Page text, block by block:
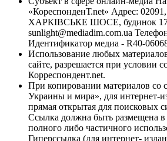
«КореспонденТ.net» Адрес: 02091,
ХАРКІВСЬКЕ ШОСЕ, будинок
sunlight@mediadim.com.ua
Идентификатор медиа - R40-
Использование любых
сайте, разрешается при условии
Корреспондент.net.
При копировании материалов со
Украины и мира», для интернет-
прямая открытая для поисковых
Ссылка должна быть размещена в
полного либо частичного
Гиперссылка (для интернет-